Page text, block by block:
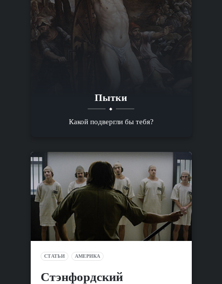
Пытки
Какой подвергли бы тебя?
СТАТЬИ АМЕРИКА
Стэнфордский